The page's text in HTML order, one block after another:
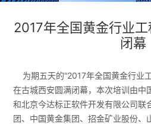
2017年全国黄金行业
闭幕
为期五天的“2017年全国黄金行业
在古城西安圆满闭幕，本次培训由中
和北京今达标正软件开发有限公司联
团、中国黄金集团、招金矿业股份、